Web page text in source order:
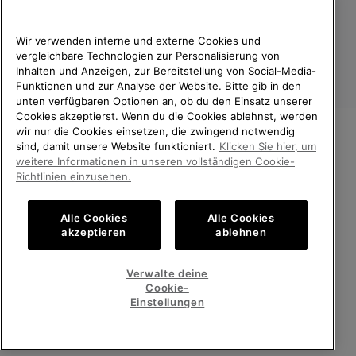
Deutschland
©2026SOREL. Alle Rechte vorbehalten.
Datenschutz Nutzungsbedingungen
Allgemeine Verkaufsbedingungen Garantiebestimmungen
Impressum Public CBCR
Kundenservice: Mo- Fr. 9:00 - 13:00 & 14:00- 18:00 Uhr
WILLKOMMEN BEI SOREL.
BITTE WÄHLEN SIE IHR
LIEFERLAND.
Online-Einkauf verfügbar
Deutschland
ALLE LÄNDER ANZEIGEN
Wir verwenden interne und externe Cookies und
vergleichbare Technologien zur Personalisierung von
Inhalten und Anzeigen, zur Bereitstellung von Social-Media-
Funktionen und zur Analyse der Website. Bitte gib in den
unten verfügbaren Optionen an, ob du den Einsatz unserer
Cookies akzeptierst. Wenn du die Cookies ablehnst, werden
wir nur die Cookies einsetzen, die zwingend notwendig
sind, damit unsere Website funktioniert. Klicken Sie hier, um
weitere Informationen in unseren vollständigen Cookie-
Richtlinien einzusehen.
Alle Cookies
akzeptieren
Alle Cookies
ablehnen
Verwalte deine
Cookie-
Einstellungen